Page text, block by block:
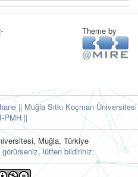
Theme by
|| Muğla Sıtkı Koçman Üniversitesi
PMH ||
Muğla, Türkiye
lütfen bildiriniz: